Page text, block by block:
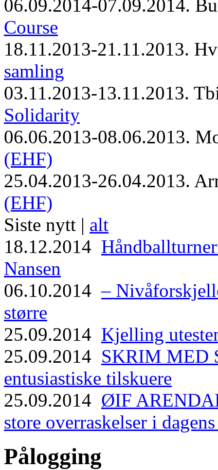
06.09.2014-07.09.2014.
Course
18.11.2013-21.11.2013.
samling
03.11.2013-13.11.2013.
Solidarity
06.06.2013-08.06.2013.
(EHF)
25.04.2013-26.04.2013.
(EHF)
Siste nytt | alt
18.12.2014
Nansen
06.10.2014–
større
25.09.2014 Kjelling
25.09.2014 SKRIM MED
entusiastiske tilskuere
25.09.2014 ØIF
store overraskelser i
Pålogging